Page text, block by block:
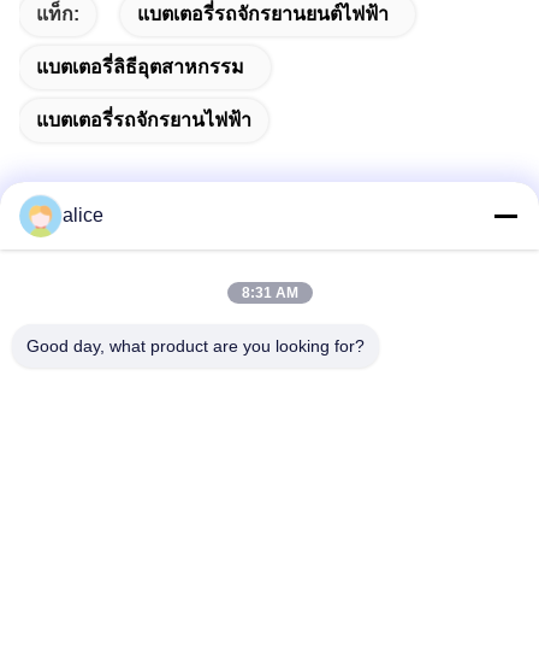
แท็ก: แบตเตอรี่รถจักรยานยนต์ไฟฟ้า
แบตเตอรี่ลิธีอุตสาหกรรม
แบตเตอรี่รถจักรยานไฟฟ้า
ถนนฟูหยวน 5, สวนอุตสาหกรรมแบตเตอรี่ลิเธียม, เขตไฮเทค,
alice
8:31 AM
Good day, what product are you looking for?